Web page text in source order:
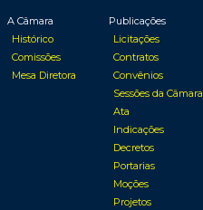
A Câmara
Histórico
Comissões
Mesa Diretora
Publicações
Licitações
Contratos
Convênios
Sessões da Câmara
Ata
Indicações
Decretos
Portarias
Moções
Projetos